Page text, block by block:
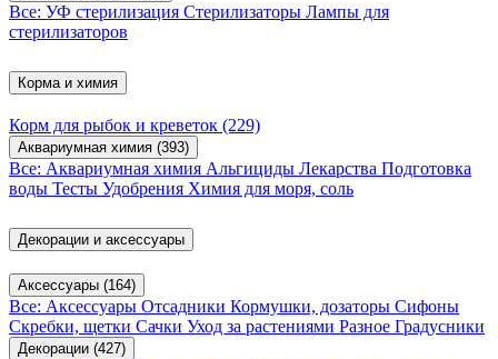
Все: УФ стерилизация Стерилизаторы Лампы для
стерилизаторов
Корма и химия
Корм для рыбок и креветок (229)
Аквариумная химия (393)
Все: Аквариумная химия Альгициды Лекарства Подготовка
воды Тесты Удобрения Химия для моря, соль
Декорации и аксессуары
Аксессуары (164)
Все: Аксессуары Отсадники Кормушки, дозаторы Сифоны
Скребки, щетки Сачки Уход за растениями Разное Градусники
Декорации (427)